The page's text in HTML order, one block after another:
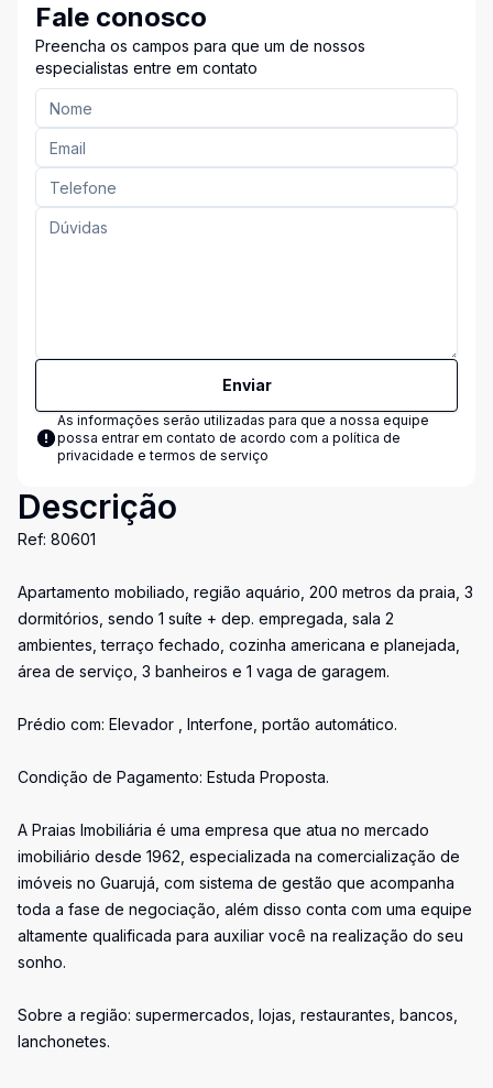
Fale conosco
Preencha os campos para que um de nossos
especialistas entre em contato
Enviar
As informações serão utilizadas para que a nossa equipe
possa entrar em contato de acordo com a política de
privacidade e termos de serviço
Descrição
Ref: 80601
Apartamento mobiliado, região aquário, 200 metros da praia, 3
dormitórios, sendo 1 suíte + dep. empregada, sala 2
ambientes, terraço fechado, cozinha americana e planejada,
área de serviço, 3 banheiros e 1 vaga de garagem.
Prédio com: Elevador , Interfone, portão automático.
Condição de Pagamento: Estuda Proposta.
A Praias Imobiliária é uma empresa que atua no mercado
imobiliário desde 1962, especializada na comercialização de
imóveis no Guarujá, com sistema de gestão que acompanha
toda a fase de negociação, além disso conta com uma equipe
altamente qualificada para auxiliar você na realização do seu
sonho.
Sobre a região: supermercados, lojas, restaurantes, bancos,
lanchonetes.